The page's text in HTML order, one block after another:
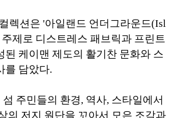
렉션은 '아일랜드 언더그라운드(Isl
제로 디스트레스 패브릭과 프린트
된 케이맨 제도의 활기찬 문화와 스
를 담았다.
주민들의 환경, 역사, 스타일에서
의 저지 원단을 꼬아서 모은 조각과